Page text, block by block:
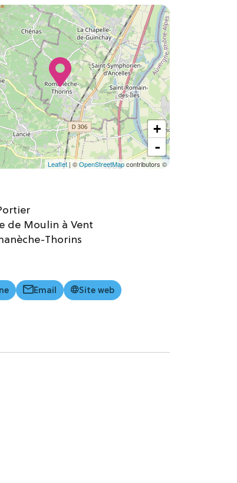
+
-
Leaflet | ©OpenStreetMapcontributors ©
de Moulin à Vent
Thorins
Email Site web